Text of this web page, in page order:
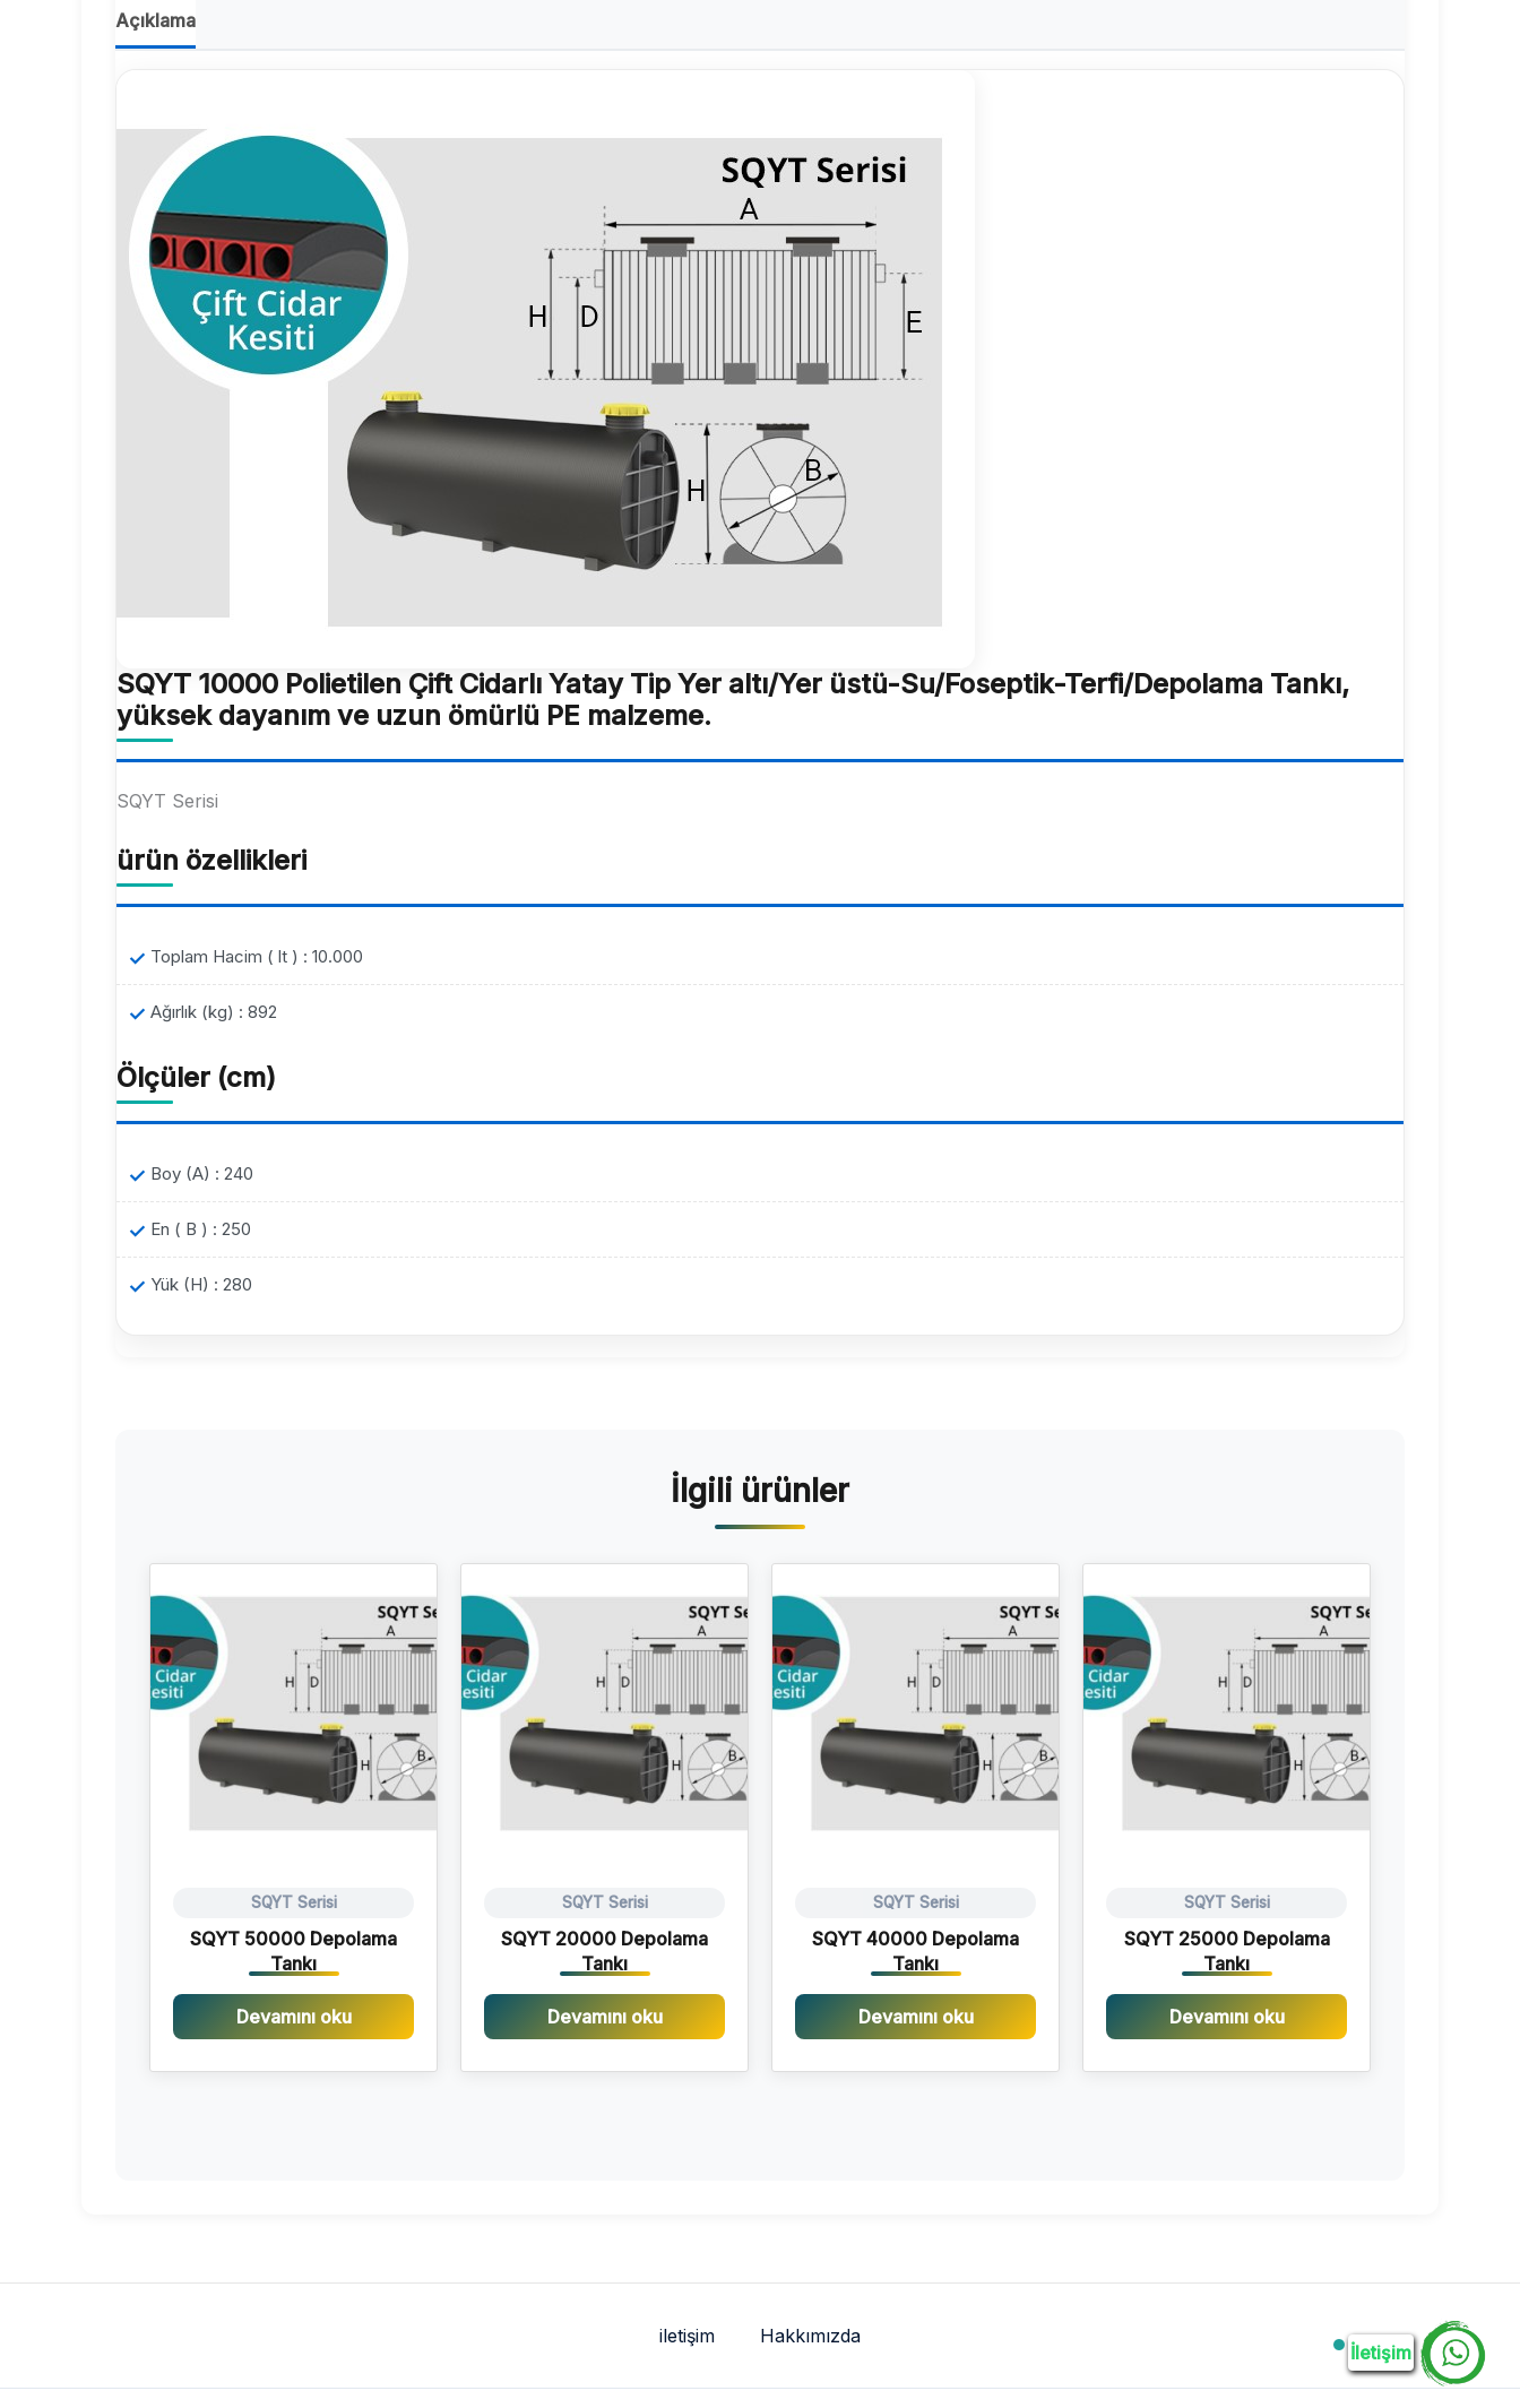
Açıklama
SQYT 10000 Polietilen Çift Cidarlı Yatay Tip Yer altı/Yer üstü-Su/Foseptik-Terfi/Depolama Tankı,
yüksek dayanım ve uzun ömürlü PE malzeme.
SQYT Serisi
ürün özellikleri
Toplam Hacim ( lt ) : 10.000
Ağırlık (kg) : 892
Ölçüler (cm)
Boy (A) : 240
En ( B ) : 250
Yük (H) : 280
İlgili ürünler
SQYT Serisi
SQYT 50000 Depolama
Tankı
Devamını oku
SQYT Serisi
SQYT 20000 Depolama
Tankı
Devamını oku
SQYT Serisi
SQYT 40000 Depolama
Tankı
Devamını oku
SQYT Serisi
SQYT 25000 Depolama
Tankı
Devamını oku
iletişim Hakkımızda
İletişim